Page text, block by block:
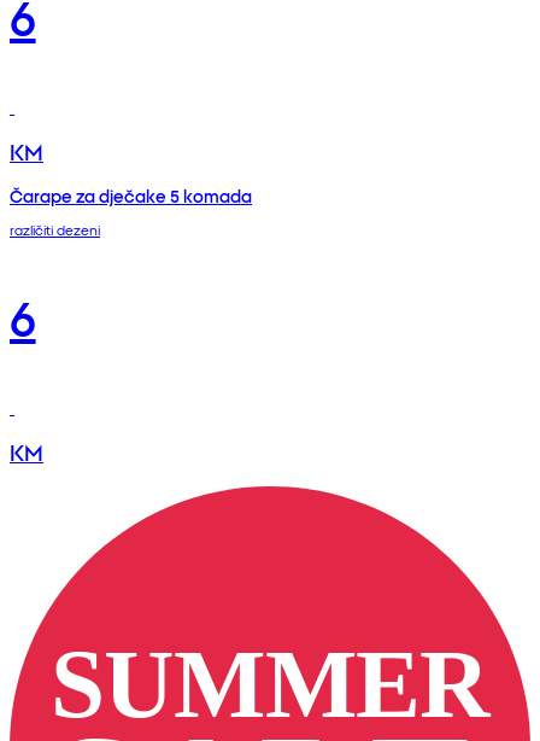
6
KM
Čarape za dječake 5 komada
različiti dezeni
6
KM